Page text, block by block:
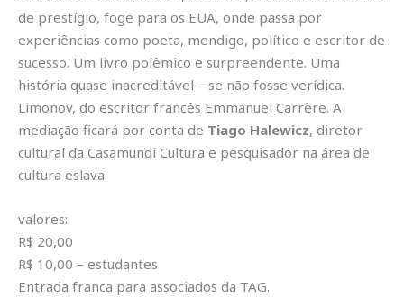
de prestígio, foge para os EUA, onde passa por
experiências como poeta, mendigo, político e escritor de
sucesso. Um livro polêmico e surpreendente. Uma
história quase inacreditável – se não fosse verídica.
Limonov, do escritor francês Emmanuel Carrère. A
mediação ficará por conta de Tiago Halewicz, diretor
cultural da Casamundi Cultura e pesquisador na área de
cultura eslava.
valores:
R$ 20,00
R$ 10,00 – estudantes
Entrada franca para associados da TAG.